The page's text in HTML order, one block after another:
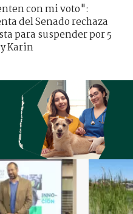
con mi voto":
del Senado rechaza
para suspender por 5
Karin